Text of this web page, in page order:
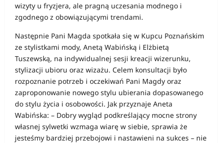
wizyty u fryzjera, ale pragną uczesania modnego i
zgodnego z obowiązującymi trendami.
Następnie Pani Magda spotkała się w Kupcu Poznańskim
ze stylistkami mody, Anetą Wabińską i Elżbietą
Tuszewską, na indywidualnej sesji kreacji wizerunku,
stylizacji ubioru oraz wizażu. Celem konsultacji było
rozpoznanie potrzeb i oczekiwań Pani Magdy oraz
zaproponowanie nowego stylu ubierania dopasowanego
do stylu życia i osobowości. Jak przyznaje Aneta
Wabińska: – Dobry wygląd podkreślający mocne strony
własnej sylwetki wzmaga wiarę w siebie, sprawia że
jesteśmy bardziej przebojowi i nastawieni na sukces – nie